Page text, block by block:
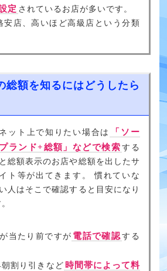
定 されているお店が多いです。
安店、高いほど高級店という分類
総額を知るにはどうしたら
ネット上で知りたい場合は
「ソー
プランド+総額」などで検索 する
と総額表示のお店や総額を出したサ
イト等が出てきます。 慣れていな
い人はそこで確認すると目安になり
当たり前ですが 電話で確認 する
割り引きなど 時間帯によって料